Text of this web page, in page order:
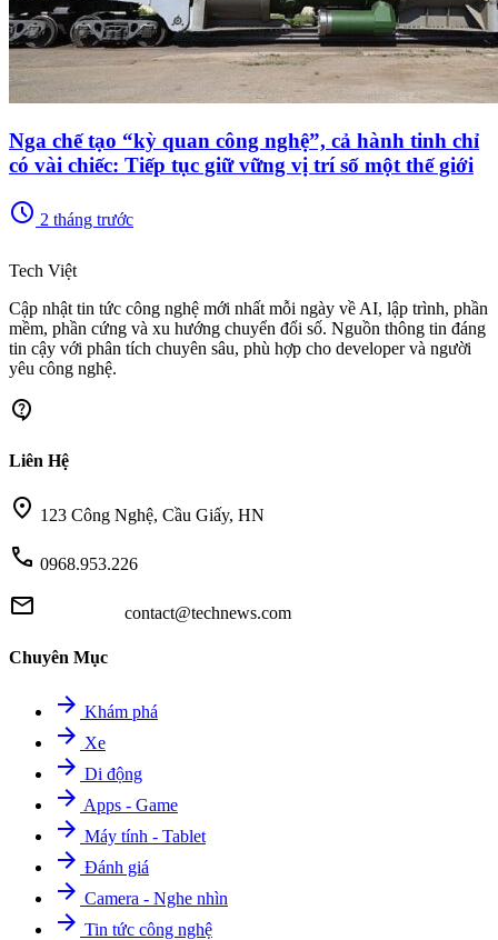
Nga chế tạo “kỳ quan công nghệ”, cả hành tinh chỉ
có vài chiếc: Tiếp tục giữ vững vị trí số một thế giới
schedule 2 tháng trước
Tech Việt
Cập nhật tin tức công nghệ mới nhất mỗi ngày về AI, lập trình, phần
mềm, phần cứng và xu hướng chuyển đổi số. Nguồn thông tin đáng
tin cậy với phân tích chuyên sâu, phù hợp cho developer và người
yêu công nghệ.
contact_support
Liên Hệ
location_on 123 Công Nghệ, Cầu Giấy, HN
call 0968.953.226
mail contact@technews.com
Chuyên Mục
arrow_forward Khám phá
arrow_forward Xe
arrow_forward Di động
arrow_forward Apps - Game
arrow_forward Máy tính - Tablet
arrow_forward Đánh giá
arrow_forward Camera - Nghe nhìn
arrow_forward Tin tức công nghệ